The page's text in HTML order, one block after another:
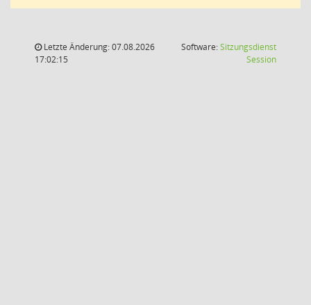
Letzte Änderung: 07.08.2026
17:02:15
Software:Sitzungsdienst
Session(Wird in